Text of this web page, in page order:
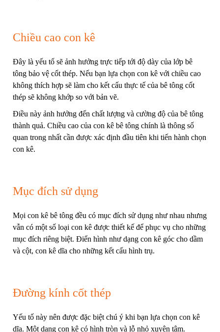
Chiều cao con kê
Đây là yếu tố sẽ ảnh hưởng trực tiếp tới độ dày của lớp bê
tông bảo vệ cốt thép. Nếu bạn lựa chọn con kê với chiều cao
không thích hợp sẽ làm cho kết cấu thực tế của bê tông cốt
thép sẽ không khớp so với bản vẽ.
Điều này ảnh hưởng đến chất lượng và cường độ của bê tông
thành quả. Chiều cao của con kê bê tông chính là thông số
quan trong nhất cần được xác định đầu tiên khi tiến hành chọn
con kê.
Mục đích sử dụng
Mọi con kê bê tông đều có mục đích sử dụng như nhau nhưng
vẫn có một số loại con kê được thiết kế để phục vụ cho những
mục đích riêng biệt. Điển hình như dạng con kê góc cho dầm
và cột, con kê dĩa cho những kết cấu hình trụ.
Đường kính cốt thép
Yếu tố này nên được đặc biệt chú ý khi bạn lựa chọn con kê
dĩa. Một dạng con kê có hình tròn và lỗ nhỏ xuyên tâm.